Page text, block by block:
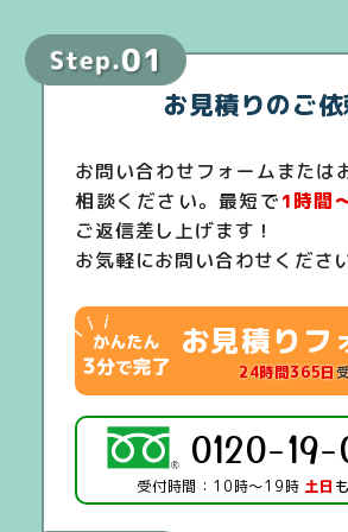
お見積りのご
お問い合わせフォームまたは
相談ください。最短で1時間
ご返信差し上げます！
お気軽にお問い合わせください
お見積りフ
24時間365日
0120-
受付時間：10時～19時 土日